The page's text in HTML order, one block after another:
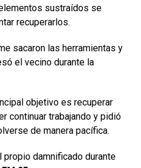
sustraídos se
recuperarlos.
sacaron las herramientas y
el vecino durante la
objetivo es recuperar
continuar trabajando y pidió
de manera pacífica.
propio damnificado durante